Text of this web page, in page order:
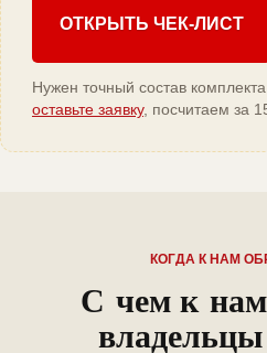
ОТКРЫТЬ ЧЕК-ЛИСТ
Нужен точный состав
оставьте заявку, посчитаем за
КОГДА К НАМ
С чем к